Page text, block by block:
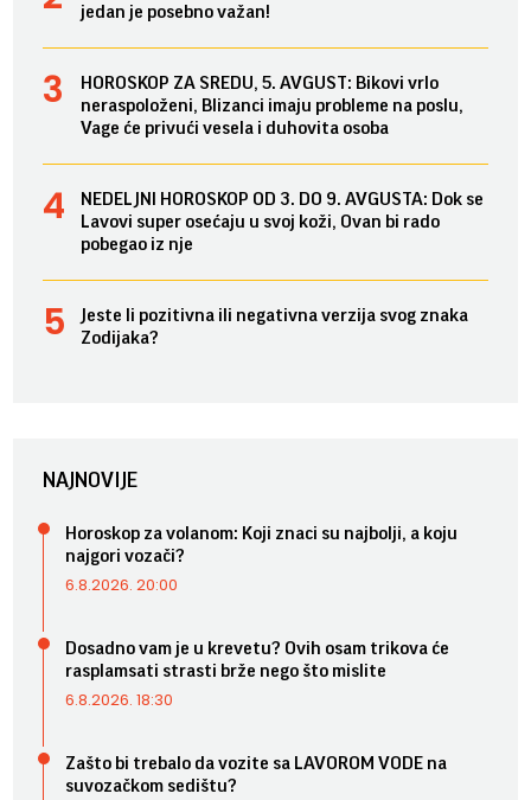
jedan je posebno važan!
HOROSKOP ZA SREDU, 5. AVGUST: Bikovi vrlo
neraspoloženi, Blizanci imaju probleme na poslu,
Vage će privući vesela i duhovita osoba
NEDELJNI HOROSKOP OD 3. DO 9. AVGUSTA: Dok se
Lavovi super osećaju u svoj koži, Ovan bi rado
pobegao iz nje
Jeste li pozitivna ili negativna verzija svog znaka
Zodijaka?
NAJNOVIJE
Horoskop za volanom: Koji znaci su najbolji, a koju
najgori vozači?
6.8.2026. 20:00
Dosadno vam je u krevetu? Ovih osam trikova će
rasplamsati strasti brže nego što mislite
6.8.2026. 18:30
Zašto bi trebalo da vozite sa LAVOROM VODE na
suvozačkom sedištu?